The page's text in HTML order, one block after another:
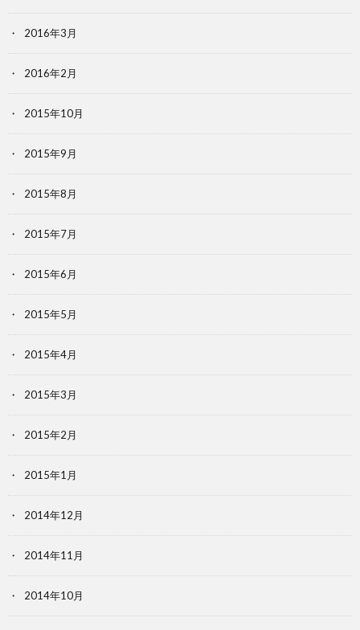
2016年3月
2016年2月
2015年10月
2015年9月
2015年8月
2015年7月
2015年6月
2015年5月
2015年4月
2015年3月
2015年2月
2015年1月
2014年12月
2014年11月
2014年10月